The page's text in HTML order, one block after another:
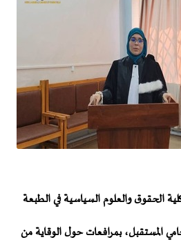
الحقوق والعلوم السياسية في الطبعة
المستقبل، بمرافعات حول الوقاية من